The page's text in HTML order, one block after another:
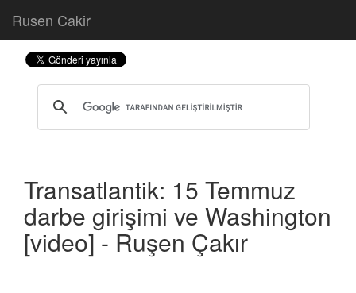
Rusen Cakir
Transatlantik: 15 Temmuz
darbe girişimi ve Washington
[video] - Ruşen Çakır